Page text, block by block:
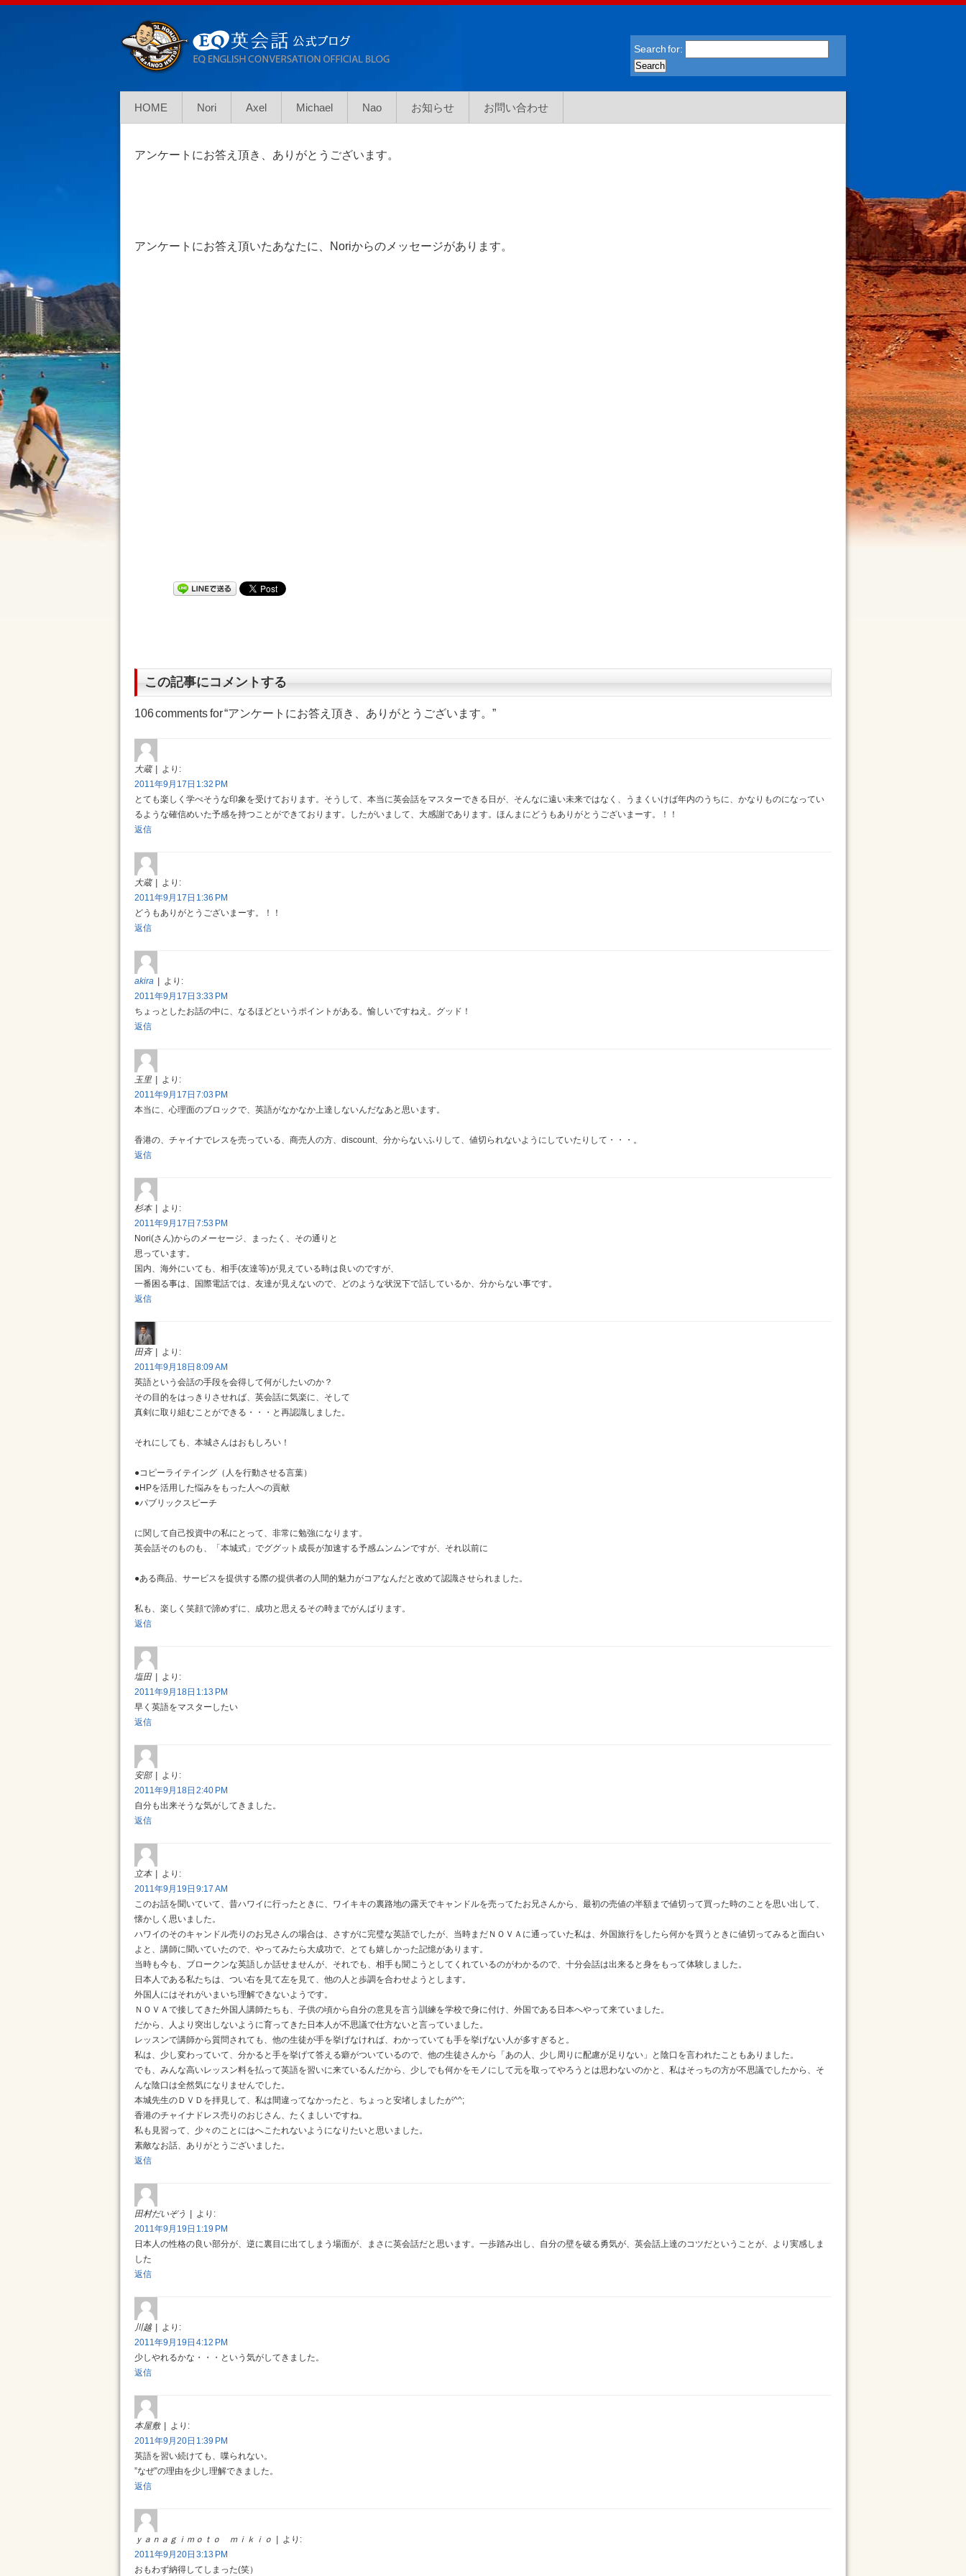
Search for:
HOME Nori Axel Michael Nao お知らせ お問い合わせ
アンケートにお答え頂き、ありがとうございます。
アンケートにお答え頂いたあなたに、Noriからのメッセージがあります。
この記事にコメントする
106 comments for “アンケートにお答え頂き、ありがとうございます。”
大蔵
より:
2011年9月17日 1:32 PM
とても楽しく学べそうな印象を受けております。そうして、本当に英会話をマスターできる日が、そんなに遠い未来ではなく、うまくいけば年内のうちに、かなりものになってい
るような確信めいた予感を持つことができております。したがいまして、大感謝であります。ほんまにどうもありがとうございまーす。！！
返信
大蔵
より:
2011年9月17日 1:36 PM
どうもありがとうございまーす。！！
返信
akira
より:
2011年9月17日 3:33 PM
ちょっとしたお話の中に、なるほどというポイントがある。愉しいですねえ。グッド！
返信
玉里
より:
2011年9月17日 7:03 PM
本当に、心理面のブロックで、英語がなかなか上達しないんだなあと思います。
香港の、チャイナでレスを売っている、商売人の方、discount、分からないふりして、値切られないようにしていたりして・・・。
返信
杉本
より:
2011年9月17日 7:53 PM
Nori(さん)からのメーセージ、まったく、その通りと
思っています。
国内、海外にいても、相手(友達等)が見えている時は良いのですが、
一番困る事は、国際電話では、友達が見えないので、どのような状況下で話しているか、分からない事です。
返信
田斉
より:
2011年9月18日 8:09 AM
英語という会話の手段を会得して何がしたいのか？
その目的をはっきりさせれば、英会話に気楽に、そして
真剣に取り組むことができる・・・と再認識しました。
それにしても、本城さんはおもしろい！
●コピーライテイング（人を行動させる言葉）
●HPを活用した悩みをもった人への貢献
●パブリックスピーチ
に関して自己投資中の私にとって、非常に勉強になります。
英会話そのものも、「本城式」でググット成長が加速する予感ムンムンですが、それ以前に
●ある商品、サービスを提供する際の提供者の人間的魅力がコアなんだと改めて認識させられました。
私も、楽しく笑顔で諦めずに、成功と思えるその時までがんばります。
返信
塩田
より:
2011年9月18日 1:13 PM
早く英語をマスターしたい
返信
安部
より:
2011年9月18日 2:40 PM
自分も出来そうな気がしてきました。
返信
立本
より:
2011年9月19日 9:17 AM
このお話を聞いていて、昔ハワイに行ったときに、ワイキキの裏路地の露天でキャンドルを売ってたお兄さんから、最初の売値の半額まで値切って買った時のことを思い出して、
懐かしく思いました。
ハワイのそのキャンドル売りのお兄さんの場合は、さすがに完璧な英語でしたが、当時まだＮＯＶＡに通っていた私は、外国旅行をしたら何かを買うときに値切ってみると面白い
よと、講師に聞いていたので、やってみたら大成功で、とても嬉しかった記憶があります。
当時も今も、ブロークンな英語しか話せませんが、それでも、相手も聞こうとしてくれているのがわかるので、十分会話は出来ると身をもって体験しました。
日本人である私たちは、つい右を見て左を見て、他の人と歩調を合わせようとします。
外国人にはそれがいまいち理解できないようです。
ＮＯＶＡで接してきた外国人講師たちも、子供の頃から自分の意見を言う訓練を学校で身に付け、外国である日本へやって来ていました。
だから、人より突出しないように育ってきた日本人が不思議で仕方ないと言っていました。
レッスンで講師から質問されても、他の生徒が手を挙げなければ、わかっていても手を挙げない人が多すぎると。
私は、少し変わっていて、分かると手を挙げて答える癖がついているので、他の生徒さんから「あの人、少し周りに配慮が足りない」と陰口を言われたこともありました。
でも、みんな高いレッスン料を払って英語を習いに来ているんだから、少しでも何かをモノにして元を取ってやろうとは思わないのかと、私はそっちの方が不思議でしたから、そ
んな陰口は全然気になりませんでした。
本城先生のＤＶＤを拝見して、私は間違ってなかったと、ちょっと安堵しましたが^^;
香港のチャイナドレス売りのおじさん、たくましいですね。
私も見習って、少々のことにはへこたれないようになりたいと思いました。
素敵なお話、ありがとうございました。
返信
田村だいぞう
より:
2011年9月19日 1:19 PM
日本人の性格の良い部分が、逆に裏目に出てしまう場面が、まさに英会話だと思います。一歩踏み出し、自分の壁を破る勇気が、英会話上達のコツだということが、より実感しま
した
返信
川越
より:
2011年9月19日 4:12 PM
少しやれるかな・・・という気がしてきました。
返信
本屋敷
より:
2011年9月20日 1:39 PM
英語を習い続けても、喋られない。
”なぜ”の理由を少し理解できました。
返信
ｙａｎａｇｉｍｏｔｏ ｍｉｋｉｏ
より:
2011年9月20日 3:13 PM
おもわず納得してしまった(笑）